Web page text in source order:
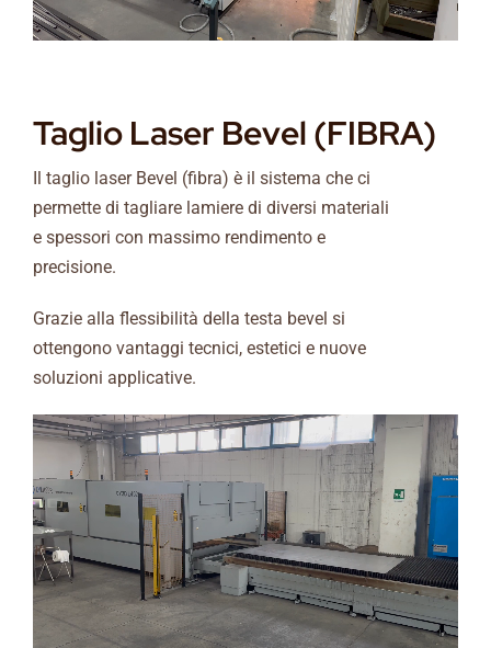
Taglio Laser Bevel (FIBRA)
Il taglio laser Bevel (fibra) è il sistema che ci
permette di tagliare lamiere di diversi materiali
e spessori con massimo rendimento e
precisione.
Grazie alla flessibilità della testa bevel si
ottengono vantaggi tecnici, estetici e nuove
soluzioni applicative.